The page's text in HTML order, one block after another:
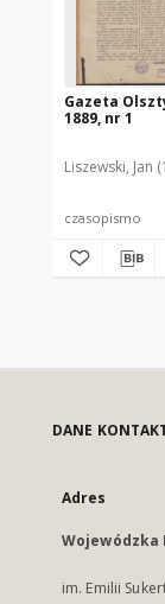
Gazeta
1889, nr 1
Liszewski, Jan
czasopismo
DANE
Adres
im. Emilii